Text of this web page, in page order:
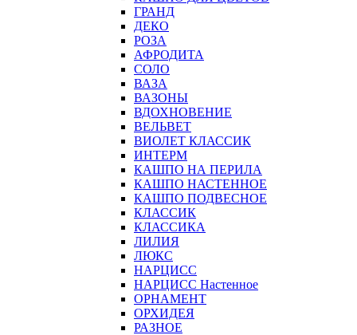
ГРАНД
ДЕКО
РОЗА
АФРОДИТА
СОЛО
ВАЗА
ВАЗОНЫ
ВДОХНОВЕНИЕ
ВЕЛЬВЕТ
ВИОЛЕТ КЛАССИК
ИНТЕРМ
КАШПО НА ПЕРИЛА
КАШПО НАСТЕННОЕ
КАШПО ПОДВЕСНОЕ
КЛАССИК
КЛАССИКА
ЛИЛИЯ
ЛЮКС
НАРЦИСС
НАРЦИСС Настенное
ОРНАМЕНТ
ОРХИДЕЯ
РАЗНОЕ